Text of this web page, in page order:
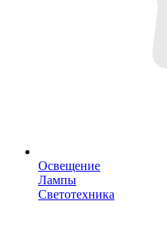
Освещение
Лампы
Светотехника